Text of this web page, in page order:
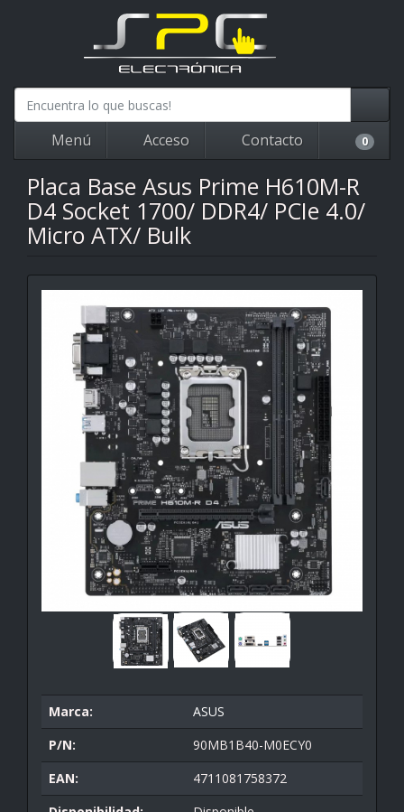
Menú Acceso Contacto 0
Placa Base Asus Prime H610M-R
D4 Socket 1700/ DDR4/ PCIe 4.0/
Micro ATX/ Bulk
Marca:
ASUS
P/N:
90MB1B40-M0ECY0
EAN:
4711081758372